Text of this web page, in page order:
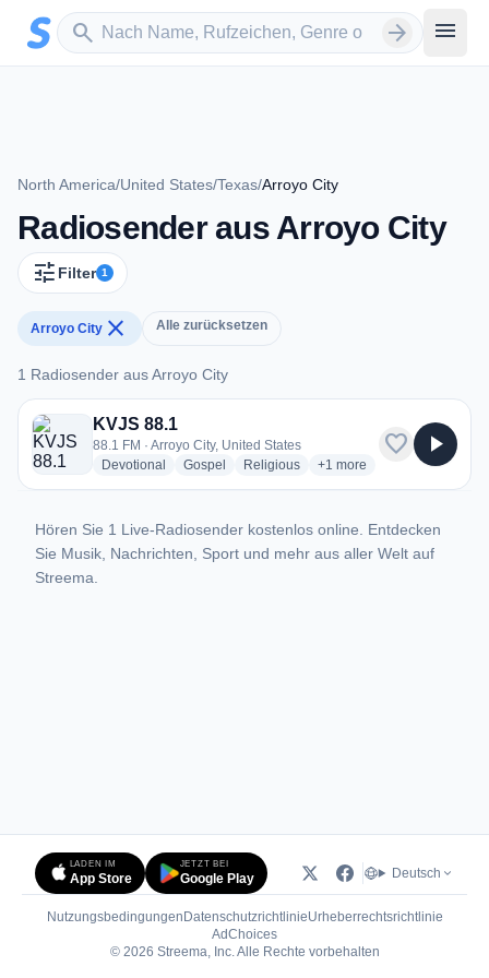
Zum Hauptinhalt springen
search
Sender suchen arrow_forward menu
North America/United States/Texas/Arroyo City
Radiosender aus Arroyo City
tune Filter 1
Arroyo City close Alle zurücksetzen
1 Radiosender aus Arroyo City
1 Radiosender aus Arroyo City
KVJS 88.1
88.1 FM · Arroyo City, United States
Devotional
radio stations
Gospel radio stations
Religiousradio stations
+1 more genres for KVJS
more
favorite play_arrow
Hören Sie 1 Live-Radiosender kostenlos online. Entdecken
Sie Musik, Nachrichten, Sport und mehr aus aller Welt auf
Streema.
LADEN IM
App Store
JETZT BEI
Google Play Deutsch
Nutzungsbedingungen DatenschutzrichtlinieUrheberrechtsrichtlinie
AdChoices(öffnet in neuem Tab)
© 2026 Streema, Inc. Alle Rechte vorbehalten